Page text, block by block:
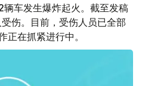
车发生爆炸起火。截至发稿
伤。目前，受伤人员已全部
正在抓紧进行中。